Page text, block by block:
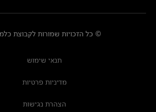
© כל הזכויות שמורות לקבוצת
תנאי שימוש
מדיניות פרטיות
הצהרת נגישות